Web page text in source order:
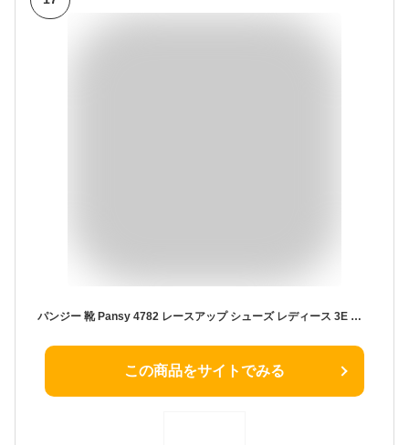
パンジー 靴 Pansy 4782 レースアップ シューズ レディース 3E 幅広 外反母趾 サイドゴア ヒモ 履きやすい 主婦 ミセス 通勤 旅行 シニア おばあちゃん
この商品をサイトでみる